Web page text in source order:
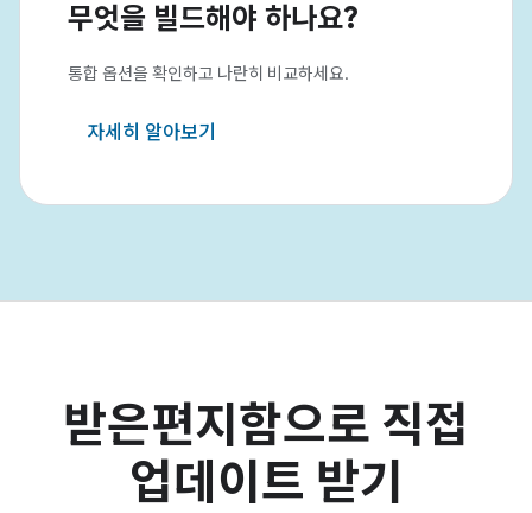
무엇을 빌드해야 하나요?
통합 옵션을 확인하고 나란히 비교하세요.
자세히 알아보기
받은편지함으로 직접
업데이트 받기